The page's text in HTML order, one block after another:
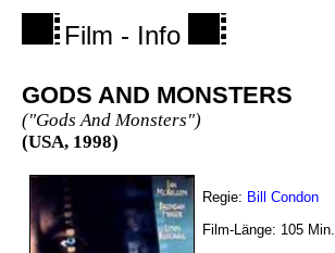
Film - Info
GODS AND MONSTERS
("Gods And Monsters")
(USA, 1998)
Regie: Bill Condon
Film-Länge: 105 Min.